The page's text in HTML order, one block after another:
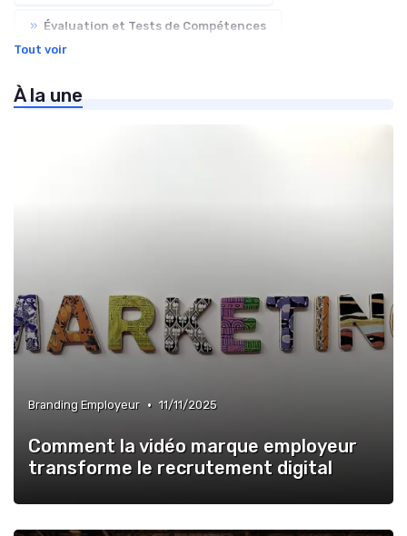
» Évaluation et Tests de Compétences
» Législation et Conformité en Recrutement
Tout voir
À la une
Branding Employeur • 11/11/2025
Comment la vidéo marque employeur
transforme le recrutement digital